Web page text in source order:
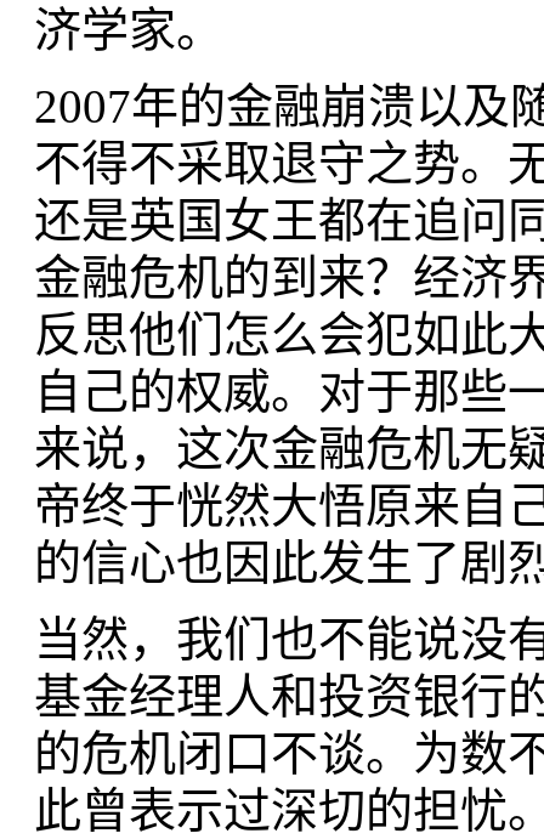
济学家。
2007年的金融崩溃以及
不得不采取退守之势。
还是英国女王都在追问
金融危机的到来？经济
反思他们怎么会犯如此
自己的权威。对于那些
来说，这次金融危机无
帝终于恍然大悟原来自
的信心也因此发生了剧
当然，我们也不能说没
基金经理人和投资银行
的危机闭口不谈。为数
此曾表示过深切的担忧